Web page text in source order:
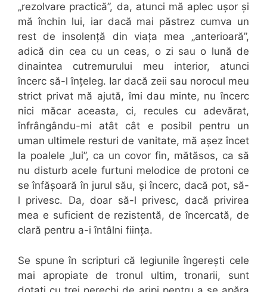
„rezolvare practică”, da, atunci mă aplec ușor și
mă închin lui, iar dacă mai păstrez cumva un
rest de insolență din viața mea „anterioară”,
adică din cea cu un ceas, o zi sau o lună de
dinaintea cutremurului meu interior, atunci
încerc să-l înțeleg. Iar dacă zeii sau norocul meu
strict privat mă ajută, îmi dau minte, nu încerc
nici măcar aceasta, ci, recules cu adevărat,
înfrângându-mi atât cât e posibil pentru un
uman ultimele resturi de vanitate, mă așez încet
la poalele „lui”, ca un covor fin, mătăsos, ca să
nu disturb acele furtuni melodice de protoni ce
se înfășoară în jurul său, și încerc, dacă pot, să-
l privesc. Da, doar să-l privesc, dacă privirea
mea e suficient de rezistentă, de încercată, de
clară pentru a-i întâlni ființa.
Se spune în scripturi că legiunile îngerești cele
mai apropiate de tronul ultim, tronarii, sunt